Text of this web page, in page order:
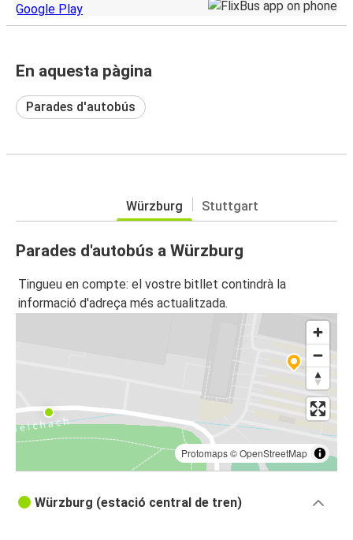
En aquesta pàgina
Parades d'autobús
Würzburg Stuttgart
Parades d'autobús a Würzburg
Tingueu en compte: el vostre bitllet contindrà la
informació d'adreça més actualitzada.
Protomaps©OpenStreetMap
Würzburg (estació central de tren)